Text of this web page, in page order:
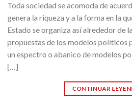
Toda sociedad se acomoda de
genera la riqueza y a la forma en la
Estado se organiza así alrededor de
propuestas de los modelos políticos
un espectro o abanico de modelos
[…]
CONTINUAR